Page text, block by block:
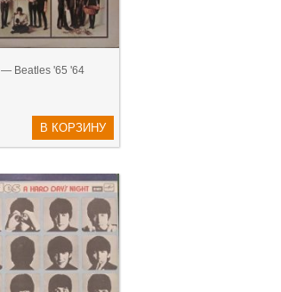
— Beatles '65 '64
В КОРЗИНУ